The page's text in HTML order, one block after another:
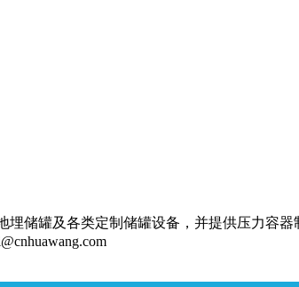
储罐及各类定制储罐设备，并提供压力容器